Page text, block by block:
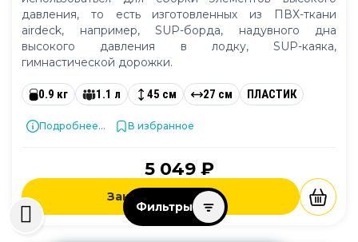
Фильтры
давления, то есть изготовленных из ПВХ-ткани
airdeck, например, SUP-борда, надувного дна
высокого давления в лодку, SUP-каяка,
гимнастической дорожки.
0.9 кг 1.1 л 45 см 27 см ПЛАСТИК
Подробнее... В избранное
5 049 ₽
Заказать в 1 клик